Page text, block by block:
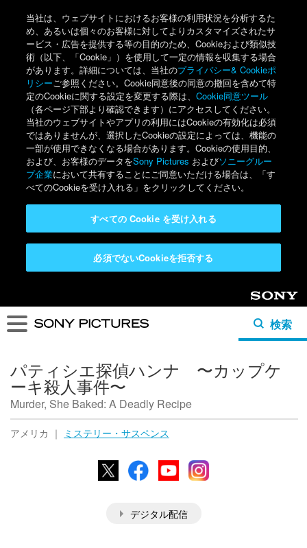
当社は、ウェブサイトにおけるお客様の利用状況を分析するた
め、あるいは個々のお客様に対してよりカスタマイズされたサ
ービス・広告を提供する等の目的のため、Cookieおよび類似技
術（以下、「Cookie」）を使用して一定の情報を収集する場合
があります。詳細については、当社のプライバシー& Cookieポ
リシーご参照ください。Cookie同意後の同意の撤回を含めて特
定のCookieに関する設定を変更する際は、Cookie同意ツール
（各ページ下部より確認できます）にアクセスしてください。
当社のウェブサイトやアプリの利用にはCookieの有効化は必須
ではありませんが、選択したCookieの設定によっては、機能の
一部が使用できなくなる場合があります。Cookieの使用目的、
および、お客様のデータをSony Pictures およびソニーグルー
プ企業において共有することにご同意いただける場合は、「す
べてのCookieを受け入れる」をクリックしてください。
必須でないCookieを拒否する
すべての Cookie を受け入れる
Sony
検索
パティシエ探偵ハンナ 〜カップケ
ーキ殺人事件〜
Murder, She Baked: A Deadly Recipe
アメリカ ｜ ミステリー・サスペンス
X FacebookYouTubeInstagram
デジタル配信